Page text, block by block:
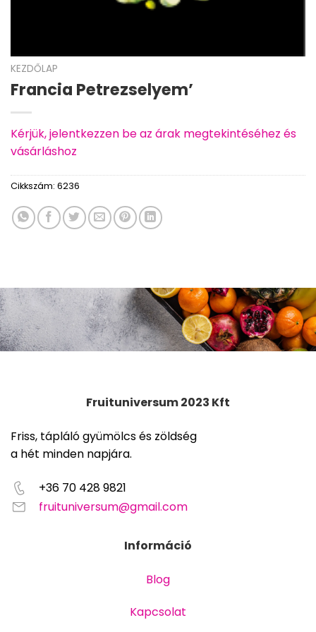
KEZDŐLAP
Francia Petrezselyem’
Kérjük, jelentkezzen be az árak megtekintéséhez és
vásárláshoz
Cikkszám: 6236
Fruituniversum 2023 Kft
Friss, tápláló gyümölcs és zöldség
a hét minden napjára.
+36 70 428 9821
fruituniversum@gmail.com
Információ
Blog
Kapcsolat